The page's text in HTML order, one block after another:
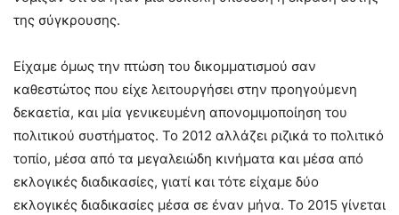
της σύγκρουσης.
Είχαμε όμως την πτώση του δικομματισμού σαν
καθεστώτος που είχε λειτουργήσει στην προηγούμενη
δεκαετία, και μία γενικευμένη απονομιμοποίηση του
πολιτικού συστήματος. Το 2012 αλλάζει ριζικά το πολιτικό
τοπίο, μέσα από τα μεγαλειώδη κινήματα και μέσα από
εκλογικές διαδικασίες, γιατί και τότε είχαμε δύο
εκλογικές διαδικασίες μέσα σε έναν μήνα. Το 2015 γίνεται